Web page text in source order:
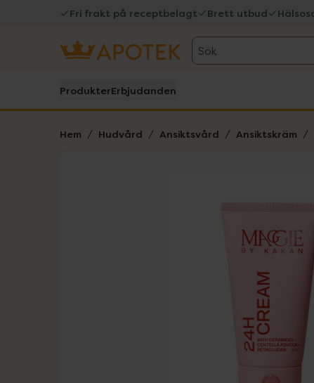
Fri frakt på receptbelagt Brett utbud
Sök
ProdukterErbjudanden
Hem Hudvård Ansiktsvård Ansiktskräm